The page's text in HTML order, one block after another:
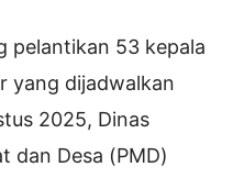
pelantikan 53 kepala
yang dijadwalkan
2025, Dinas
dan Desa (PMD)